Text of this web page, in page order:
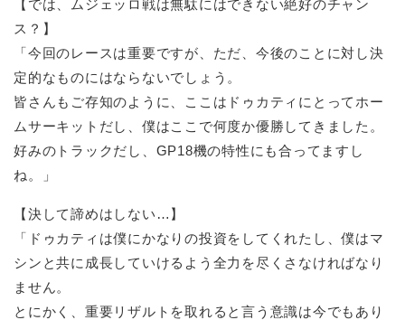
【では、ムジェッロ戦は無駄にはできない絶好のチャン
ス？】
「今回のレースは重要ですが、ただ、今後のことに対し決
定的なものにはならないでしょう。
皆さんもご存知のように、ここはドゥカティにとってホー
ムサーキットだし、僕はここで何度か優勝してきました。
好みのトラックだし、GP18機の特性にも合ってますし
ね。」
【決して諦めはしない…】
「ドゥカティは僕にかなりの投資をしてくれたし、僕はマ
シンと共に成長していけるよう全力を尽くさなければなり
ません。
とにかく、重要リザルトを取れると言う意識は今でもあり